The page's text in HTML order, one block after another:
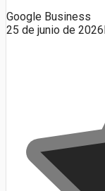
Google Business
25 de junio de 2026